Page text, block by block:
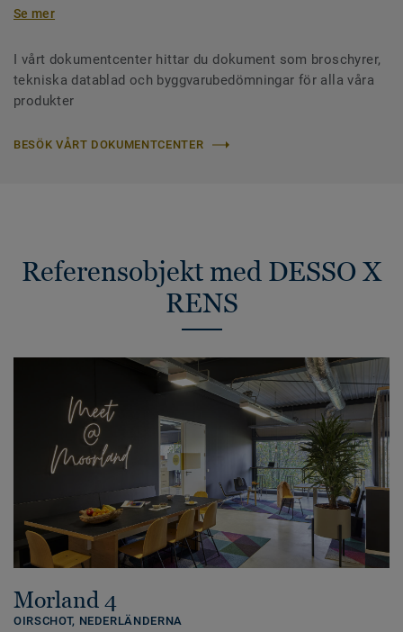
Se mer
I vårt dokumentcenter hittar du dokument som broschyrer,
tekniska datablad och byggvarubedömningar för alla våra
produkter
BESÖK VÅRT DOKUMENTCENTER
Referensobjekt med DESSO X
RENS
Morland 4
OIRSCHOT, NEDERLÄNDERNA